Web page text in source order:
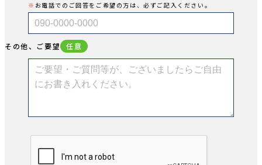
お電話でのご回答をご希望の方は、必ずご記入ください。
その他、ご要望 任意